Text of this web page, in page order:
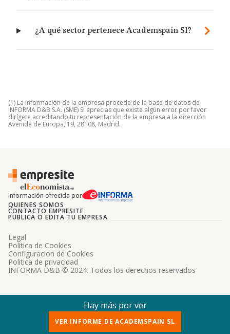
¿A qué sector pertenece Academspain Sl?
(1) La información de la empresa procede de la base de datos de
INFORMA D&B S.A. (SME) Si aprecias que existe algún error por favor
dirígete acreditando tu representación de la empresa a la dirección
Avenida de Europa, 19, 28108, Madrid.
Información ofrecida por
QUIENES SOMOS
CONTACTO EMPRESITE
PUBLICA O EDITA TU EMPRESA
INFORMA D&B © 2024. Todos los derechos reservados
Legal
Politica de Cookies
Configuracion de Cookies
Politica de privacidad
Hay más por ver
VER INFORME DE ACADEMSPAIN SL